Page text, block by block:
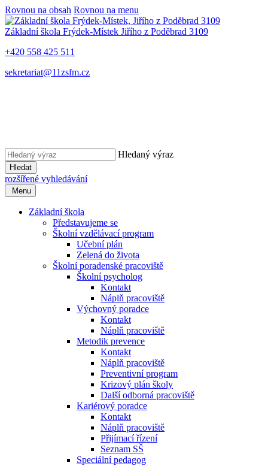
Rovnou na obsah Rovnou na menu
Základní škola Frýdek-Místek Jiřího z Poděbrad 3109
+420 558 425 511
sekretariat@11zsfm.cz
Hledaný výraz
Hledat
rozšířené vyhledávání
Menu
Základní škola
Představujeme se
Školní vzdělávací program
Učební plán
Zelená do života
Školní poradenské pracoviště
Školní psycholog
Kontakt
Náplň pracoviště
Výchovný poradce
Kontakt
Náplň pracoviště
Metodik prevence
Kontakt
Náplň pracoviště
Preventivní program
Krizový plán školy
Další odborná pracoviště
Kariérový poradce
Kontakt
Náplň pracoviště
Přijímací řízení
Seznam SŠ
Speciální pedagog